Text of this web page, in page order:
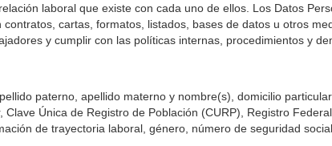
laboral que existe con cada uno de ellos. Los Datos
cartas, formatos, listados, bases de datos u otros
y cumplir con las políticas internas, procedimientos y
paterno, apellido materno y nombre(s), domicilio
Única de Registro de Población (CURP), Registro
de trayectoria laboral, género, número de seguridad